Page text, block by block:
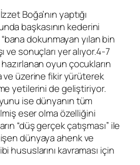
Boğa’nın yaptığı
başkasının kederini
dokunmayan yılan bin
ve sonuçları yer alıyor.4-7
oyun çocukların
ve üzerine fikir yürüterek
yetilerini de geliştiriyor.
ise dünyanın tüm
eser olma özelliğini
“düş gerçek çatışması” ile
dünyaya ahenk ve
hususlarını kavraması için